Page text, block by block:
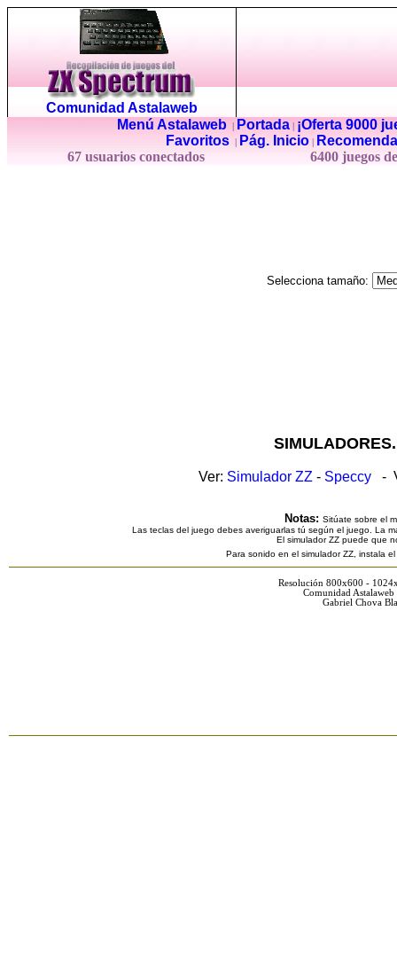
Comunidad Astalaweb
Menú Astalaweb| Portada|
¡Oferta 9000
Favoritos
Pág. Inicio
67 usuarios conectados
6400 juegos
Selecciona tamaño:
Ver: Simulador ZZ - Speccy -
Notas: Sitúate sobre el
Las teclas del juego debes averiguarlas tú según el juego. La
El simulador ZZ puede que
Para sonido en el simulador ZZ, instala
Resolución 800x600 -
Comunidad
Gabriel Chova